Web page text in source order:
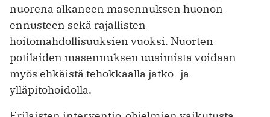
nuorena alkaneen masennuksen huonon
ennusteen ­sekä rajallisten
hoitomahdollisuuksien vuoksi. Nuorten
potilaiden masennuksen uusimista voidaan
myös ehkäistä tehokkaalla jatko- ja
ylläpitohoidolla.